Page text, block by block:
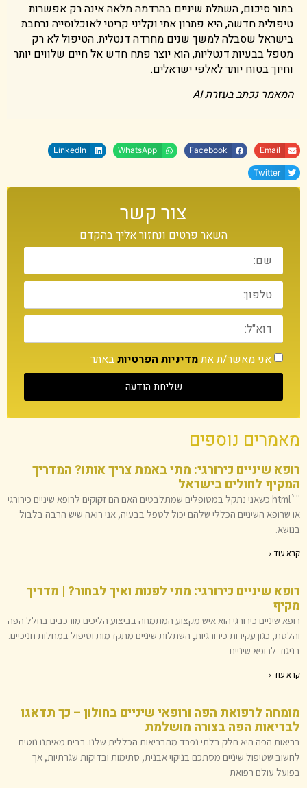
בתור סיכום, השתלת שיניים בהרדמה מלאה אינה רק אפשרות
טיפולית חדשה, היא פתרון אתי וקליני קריטי לאוכלוסייה נרחבת
בישראל שסבלה למשך שנים מחרדה דנטלית. הטיפול לא רק
מטפל בבעיות דנטליות, הוא יוצר פתח חדש אל חיים שלווים יותר
וחיוך בטוח יותר לאלפי ישראלים.
המאמר נכתב בעזרת AI
Email
Facebook
WhatsApp
LinkedIn
Twitter
צור קשר
השאר פרטים ונחזור אליך בהקדם
אני מאשר/ת אתמדיניות הפרטיותבאתר
שליחת הודעה
מאמרים נוספים
רופא שיניים כירורגי: מתי באמת צריך אותו? המדריך
המקיף לחולים בישראל
"`html כשאני נתקל במטופלים שמתלבטים האם הם זקוקים לרופא שיניים כירורגי
או שרופא השיניים הכללי שלהם יכול לטפל בבעיה, אני רואה שיש הרבה בלבול
בנושא.
קרא עוד »
רופא שיניים כירורגי: מתי לפנות ואיך לבחור? | מדריך
מקיף
רופא שיניים כירורגי הוא איש מקצוע המתמחה בביצוע הליכים מורכבים בחלל הפה
והלסת, כגון עקירות כירורגיות, השתלות שיניים מתקדמות וטיפול במחלות חניכיים.
בניגוד לרופא שיניים
קרא עוד »
מומחה לרפואת הפה ורופאי שיניים בחולון – כך תדאגו
לבריאות הפה בצורה מושלמת
בריאות הפה היא חלק בלתי נפרד מהבריאות הכללית שלנו. רבים מאיתנו נוטים
לחשוב שטיפול שיניים מסתכם בניקוי אבנית, סתימות ובדיקות שגרתיות, אך
בפועל עולם רפואת